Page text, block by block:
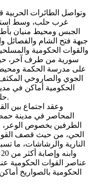
وتواصل الطائرات
غرب حلب، وسط
الجبس ومحيط منيان
جبهة فتح الشام
والقوات الحكومية
سورية من طرف آخر،
على مدرسة الحكمة
الجوي والصاروخي
الحكومية أماكن في
حلب الشمالي، دون معلومات عن إصابات.
وعقد اجتماع بين
المحاصر في مدينة
الطرفين بخصوص الوعر،
الحي، من حيث قصف
عناصر القوات الحكومية
الحكومية بالصواريخ